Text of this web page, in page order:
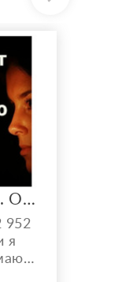
Черная Ведунья. Опыт 35 лет. Сильнейшие обряды
952
я